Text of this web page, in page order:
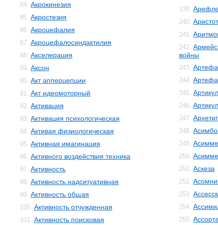
84. Акрокинезия
85. Акростезия
86. Акроцефалия
87. Акроцефалосиндактилия
88. Акселерация
89. Аксон
90. Акт апперцепции
91. Акт идеомоторный
92. Активация
93. Активация психологическая
94. Активая физиологическая
95. Активная имагинация
96. Активного воздействия техника
97. Активность
98. Активность надситуативная
99. Активность общая
100. Активность отчужденная
101. Активность поисковая
239.
240.
241.
242.
войны
243.
244.
245.
246.
247.
248.
249.
250.
251. Аскеза
252.
253.
254.
255.